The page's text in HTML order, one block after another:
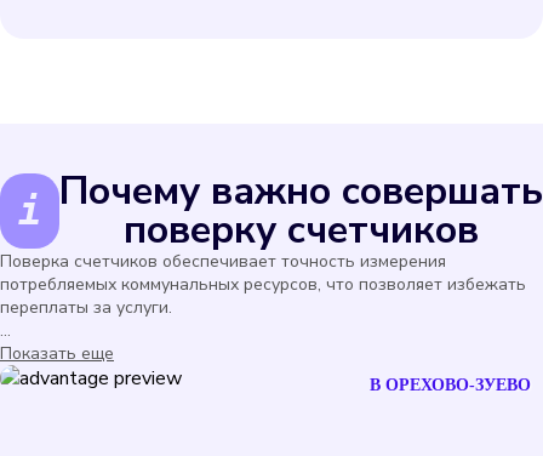
Почему важно совершать
поверку счетчиков
Поверка счетчиков обеспечивает точность измерения
потребляемых коммунальных ресурсов, что позволяет избежать
переплаты за услуги.
...
Показать еще
В ОРЕХОВО-ЗУЕВО